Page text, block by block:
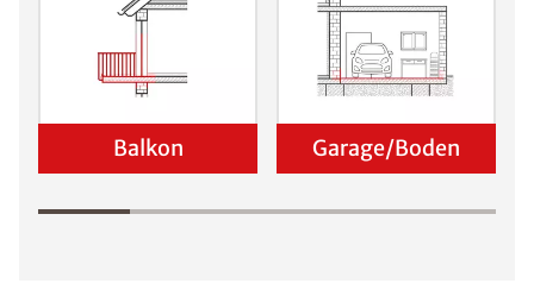
Balkon Garage/Boden